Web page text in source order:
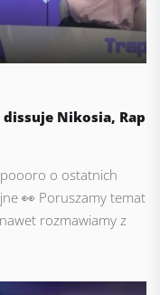
Nikosia, Rap
o ostatnich
👀 Poruszamy temat
rozmawiamy z